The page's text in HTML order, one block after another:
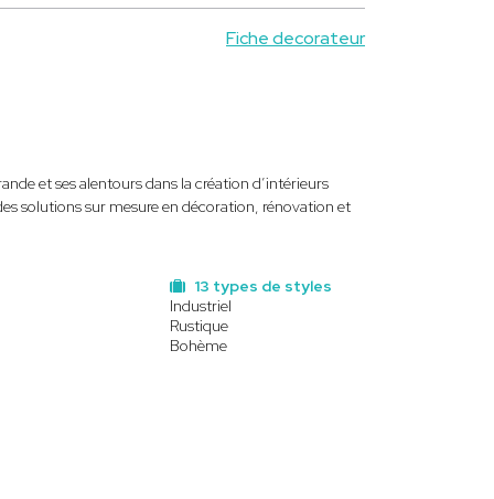
Fiche decorateur
et ses alentours dans la création d’intérieurs
solutions sur mesure en décoration, rénovation et
13 types de styles
Industriel
Rustique
Bohème